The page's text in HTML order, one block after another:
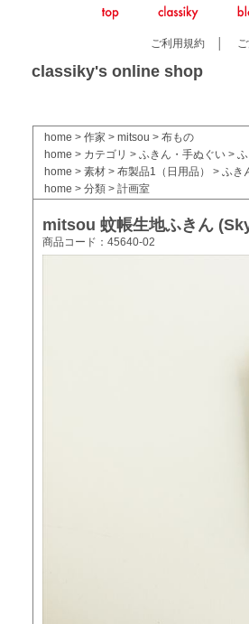
ご利用規約
classiky's online shop
home > 作家 > mitsou > 布もの
home > カテゴリ > ふきん・手ぬぐい >
home > 素材 > 布製品1（日用品） > ふき
home > 分類 > 計画室
mitsou 蚊帳生地ふきん
商品コード：45640-02